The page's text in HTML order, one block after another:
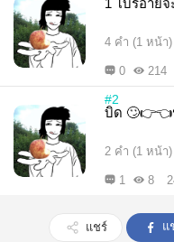
1 โบร๋อ้าย
4 คำ (1 หน้า)
0 214
#2
บิด
2 คำ (1 หน้า)
1 8
แชร์ แ